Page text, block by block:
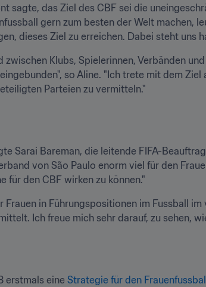
sagte, das Ziel des CBF sei die
gern zum besten der Welt machen,
dieses Ziel zu erreichen. Dabei steht uns
zwischen Klubs, Spielerinnen, Verbänden
so Aline. "Ich trete mit dem
Parteien zu vermitteln."
Sarai Bareman, die leitende FIFA-
von São Paulo enorm viel für den
für den CBF wirken zu können."
Frauen in Führungspositionen im Fussball
Ich freue mich sehr darauf, zu sehen,
erstmals eine Strategie für den